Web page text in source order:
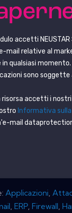
accetti
relative al
qualsiasi momento.
sono
risorsa accetti i
Informativa
mail
Applicazioni,
,ERP,Firewall,